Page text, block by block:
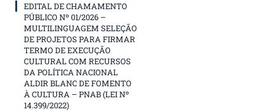
EDITAL DE CHAMAMENTO
PÚBLICO Nº 01/2026 –
MULTILINGUAGEM SELEÇÃO
DE PROJETOS PARA FIRMAR
TERMO DE EXECUÇÃO
CULTURAL COM RECURSOS
DA POLÍTICA NACIONAL
ALDIR BLANC DE FOMENTO
À CULTURA – PNAB (LEI Nº
14.399/2022)